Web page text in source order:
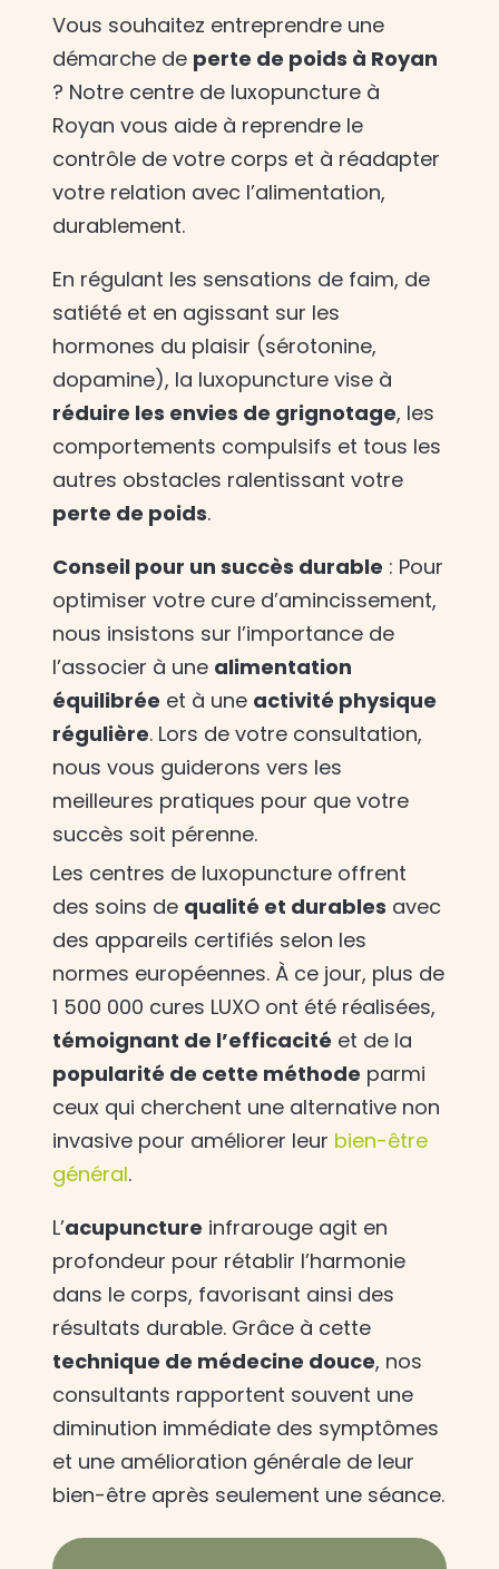
Vous souhaitez entreprendre une
démarche de perte de poids à Royan
? Notre centre de luxopuncture à
Royan vous aide à reprendre le
contrôle de votre corps et à réadapter
votre relation avec l’alimentation,
durablement.
En régulant les sensations de faim, de
satiété et en agissant sur les
hormones du plaisir (sérotonine,
dopamine), la luxopuncture vise à
réduire les envies de grignotage, les
comportements compulsifs et tous les
autres obstacles ralentissant votre
perte de poids.
Conseil pour un succès durable : Pour
optimiser votre cure d’amincissement,
nous insistons sur l’importance de
l’associer à une alimentation
équilibrée et à une activité physique
régulière. Lors de votre consultation,
nous vous guiderons vers les
meilleures pratiques pour que votre
succès soit pérenne.
Les centres de luxopuncture offrent
des soins de qualité et durables avec
des appareils certifiés selon les
normes européennes. À ce jour, plus de
1 500 000 cures LUXO ont été réalisées,
témoignant de l’efficacité et de la
popularité de cette méthode parmi
ceux qui cherchent une alternative non
invasive pour améliorer leur bien-être
général.
L’acupuncture infrarouge agit en
profondeur pour rétablir l’harmonie
dans le corps, favorisant ainsi des
résultats durable. Grâce à cette
technique de médecine douce, nos
consultants rapportent souvent une
diminution immédiate des symptômes
et une amélioration générale de leur
bien-être après seulement une séance.